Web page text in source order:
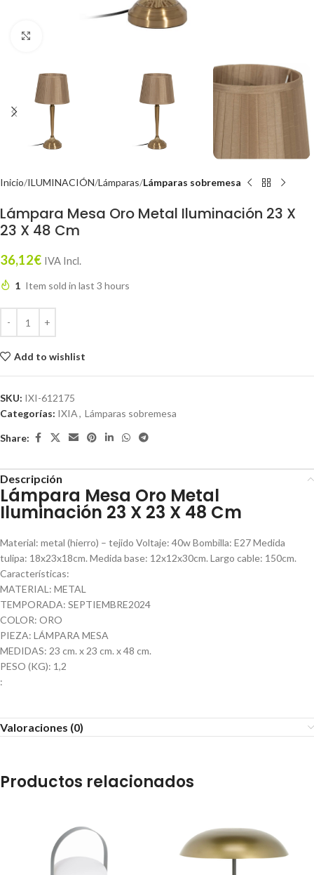
Inicio ILUMINACIÓN Lámparas Lámparas sobremesa
Lámpara Mesa Oro Metal Iluminación 23 X
23 X 48 Cm
36,12€ IVA Incl.
1 Item sold in last 3 hours
Add to wishlist
SKU: IXI-612175
Categorías: IXIA, Lámparas sobremesa
Share:
Descripción
Lámpara Mesa Oro Metal
Iluminación 23 X 23 X 48 Cm
Material: metal (hierro) – tejido Voltaje: 40w Bombilla: E27 Medida
tulipa: 18x23x18cm. Medida base: 12x12x30cm. Largo cable: 150cm.
Características:
MATERIAL: METAL
TEMPORADA: SEPTIEMBRE2024
COLOR: ORO
PIEZA: LÁMPARA MESA
MEDIDAS: 23 cm. x 23 cm. x 48 cm.
PESO (KG): 1,2
:
Valoraciones (0)
Productos relacionados